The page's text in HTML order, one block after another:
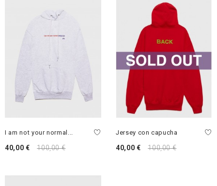
I am not your normal...
40,00 € 100,00 €
Jersey con capucha
40,00 € 100,00 €